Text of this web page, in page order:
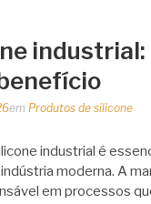
em Produtos de silicone
industrial é
moderna. A
em processos